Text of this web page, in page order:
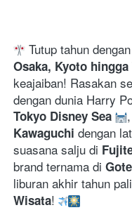
Tutup tahun
Osaka, Kyoto hingga
keajaiban! Rasakan
dengan dunia Harry
Tokyo Disney Sea
Kawaguchi dengan
suasana salju di
brand ternama di
liburan akhir tahun
Wisata!